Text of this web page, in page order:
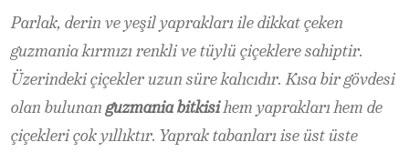
Parlak, derin ve yeşil yaprakları ile dikkat çeken
guzmania kırmızı renkli ve tüylü çiçeklere sahiptir.
Üzerindeki çiçekler uzun süre kalıcıdır. Kısa bir gövdesi
olan bulunanguzmania bitkisihem yaprakları hem de
çiçekleri çok yıllıktır. Yaprak tabanları ise üst üste